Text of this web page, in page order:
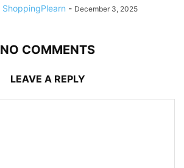
ShoppingPlearn - December 3, 2025
NO COMMENTS
LEAVE A REPLY